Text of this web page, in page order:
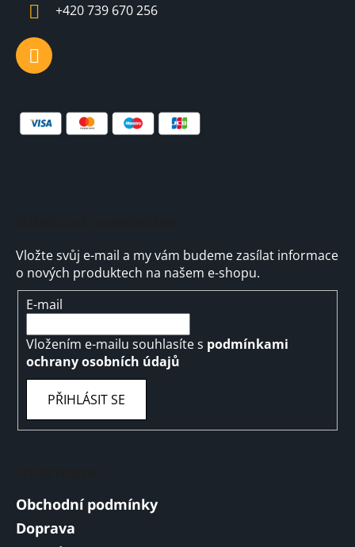
+420 739 670 256
Vložte svůj e-mail a my vám budeme zasílat informace
o nových produktech na našem e-shopu.
E-mail
Vložením e-mailu souhlasíte s podmínkami
ochrany osobních údajů
PŘIHLÁSIT SE
Obchodní podmínky
Doprava